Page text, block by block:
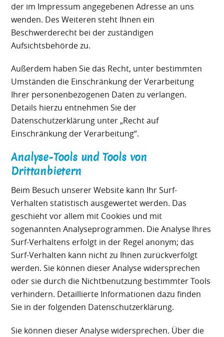
der im Impressum angegebenen Adresse an uns
wenden. Des Weiteren steht Ihnen ein
Beschwerderecht bei der zuständigen
Aufsichtsbehörde zu.
Außerdem haben Sie das Recht, unter bestimmten
Umständen die Einschränkung der Verarbeitung
Ihrer personenbezogenen Daten zu verlangen.
Details hierzu entnehmen Sie der
Datenschutzerklärung unter „Recht auf
Einschränkung der Verarbeitung“.
Analyse-Tools und Tools von
Drittanbietern
Beim Besuch unserer Website kann Ihr Surf-
Verhalten statistisch ausgewertet werden. Das
geschieht vor allem mit Cookies und mit
sogenannten Analyseprogrammen. Die Analyse Ihres
Surf-Verhaltens erfolgt in der Regel anonym; das
Surf-Verhalten kann nicht zu Ihnen zurückverfolgt
werden. Sie können dieser Analyse widersprechen
oder sie durch die Nichtbenutzung bestimmter Tools
verhindern. Detaillierte Informationen dazu finden
Sie in der folgenden Datenschutzerklärung.
Sie können dieser Analyse widersprechen. Über die